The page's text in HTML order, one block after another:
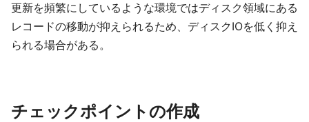
更新を頻繁にしているような環境ではディスク領域にある
レコードの移動が抑えられるため、ディスクIOを低く抑え
られる場合がある。
チェックポイントの作成